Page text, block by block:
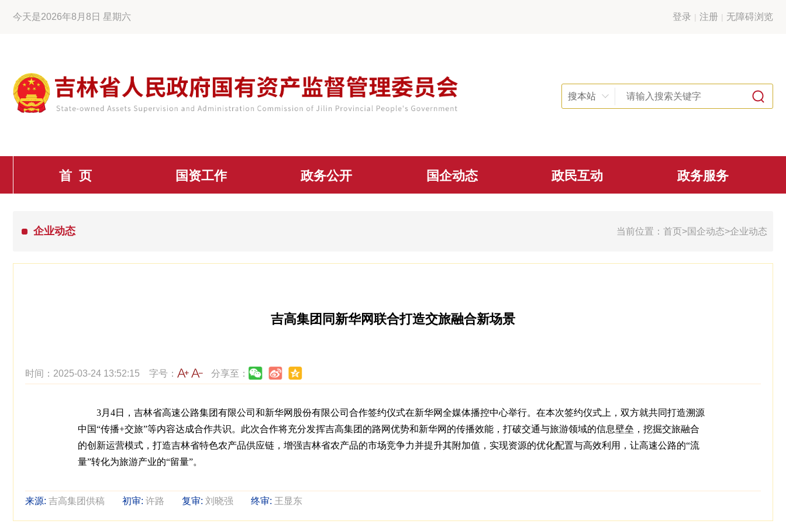
今天是2026年8月8日 星期六 登录 注册 无障碍浏览
搜本站
首 页 国资工作 政务公开 国企动态 政民互动 政务服务
企业动态 当前位置： 首页>国企动态>企业动态
吉高集团同新华网联合打造交旅融合新场景
时间：2025-03-24 13:52:15 字号： 分享至：
3月4日，吉林省高速公路集团有限公司和新华网股份有限公司合作签约仪式在新华网全媒体播控中心举行。在本次签约仪式上，双方就共同打造溯源
中国“传播+交旅”等内容达成合作共识。此次合作将充分发挥吉高集团的路网优势和新华网的传播效能，打破交通与旅游领域的信息壁垒，挖掘交旅融合
的创新运营模式，打造吉林省特色农产品供应链，增强吉林省农产品的市场竞争力并提升其附加值，实现资源的优化配置与高效利用，让高速公路的“流
量”转化为旅游产业的“留量”。
来源: 吉高集团供稿 初审: 许路 复审: 刘晓强 终审: 王显东